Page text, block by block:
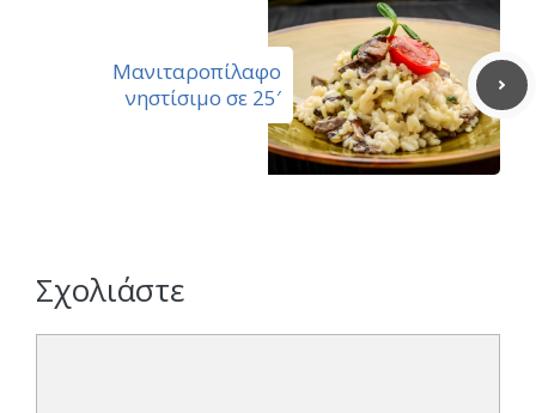
Μανιταροπίλαφο
νηστίσιμο σε 25′
Σχολιάστε